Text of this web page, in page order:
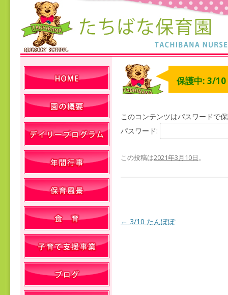
保護中: 3/10
このコンテンツはパスワードで
パスワード:
この投稿は2021年3月10日。
投稿ナビゲーション
← 3/10 たんぽぽ